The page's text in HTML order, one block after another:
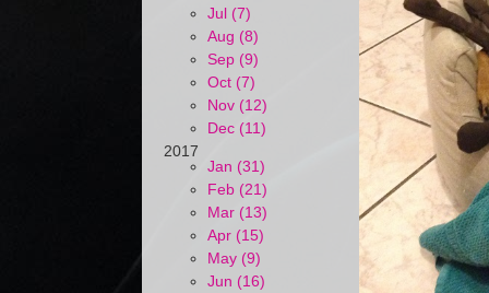
Jul (7)
Aug (8)
Sep (9)
Oct (7)
Nov (12)
Dec (11)
2017
Jan (31)
Feb (21)
Mar (13)
Apr (15)
May (9)
Jun (16)